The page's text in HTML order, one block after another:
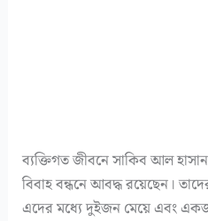
ব্যক্তিগত জীবনে সাকিব আল
বিবাহ বন্ধনে আবদ্ধ রয়েছেন।
এদের মধ্যে দুইজন মেয়ে এবং